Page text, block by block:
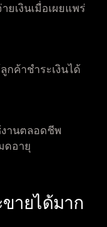
เงินเมื่อเผยแพร่
กค้าชำระเงินได้
งานตลอดชีพ
ดอายุ
ขายได้มาก